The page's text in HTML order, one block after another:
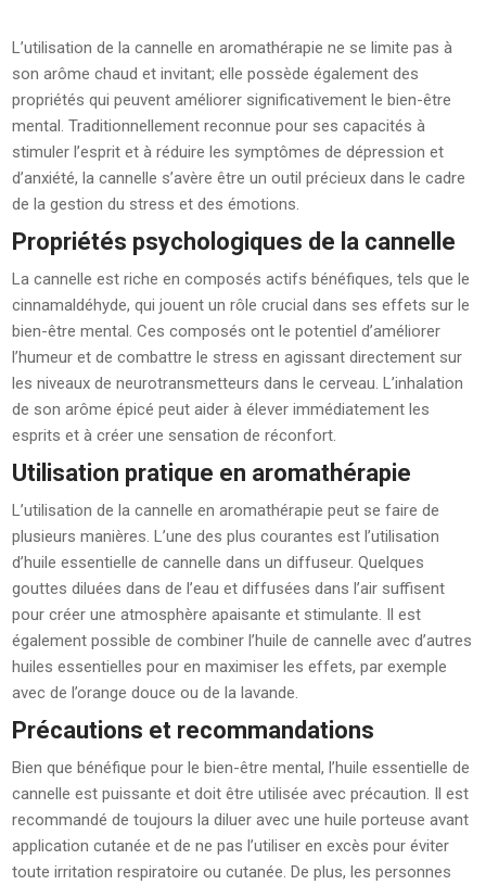
L’utilisation de la cannelle en aromathérapie ne se limite pas à
son arôme chaud et invitant; elle possède également des
propriétés qui peuvent améliorer significativement le bien-être
mental. Traditionnellement reconnue pour ses capacités à
stimuler l’esprit et à réduire les symptômes de dépression et
d’anxiété, la cannelle s’avère être un outil précieux dans le cadre
de la gestion du stress et des émotions.
Propriétés psychologiques de la cannelle
La cannelle est riche en composés actifs bénéfiques, tels que le
cinnamaldéhyde, qui jouent un rôle crucial dans ses effets sur le
bien-être mental. Ces composés ont le potentiel d’améliorer
l’humeur et de combattre le stress en agissant directement sur
les niveaux de neurotransmetteurs dans le cerveau. L’inhalation
de son arôme épicé peut aider à élever immédiatement les
esprits et à créer une sensation de réconfort.
Utilisation pratique en aromathérapie
L’utilisation de la cannelle en aromathérapie peut se faire de
plusieurs manières. L’une des plus courantes est l’utilisation
d’huile essentielle de cannelle dans un diffuseur. Quelques
gouttes diluées dans de l’eau et diffusées dans l’air suffisent
pour créer une atmosphère apaisante et stimulante. Il est
également possible de combiner l’huile de cannelle avec d’autres
huiles essentielles pour en maximiser les effets, par exemple
avec de l’orange douce ou de la lavande.
Précautions et recommandations
Bien que bénéfique pour le bien-être mental, l’huile essentielle de
cannelle est puissante et doit être utilisée avec précaution. Il est
recommandé de toujours la diluer avec une huile porteuse avant
application cutanée et de ne pas l’utiliser en excès pour éviter
toute irritation respiratoire ou cutanée. De plus, les personnes